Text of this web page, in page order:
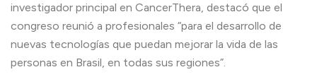
investigador principal en CancerThera, destacó que el
congreso reunió a profesionales “para el desarrollo de
nuevas tecnologías que puedan mejorar la vida de las
personas en Brasil, en todas sus regiones”.